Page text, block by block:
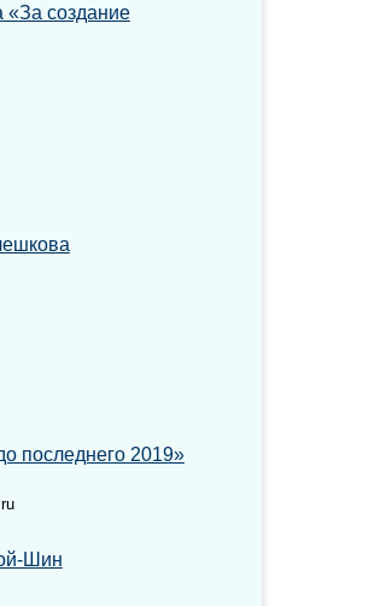
«За создание
последнего 2019»
Шин